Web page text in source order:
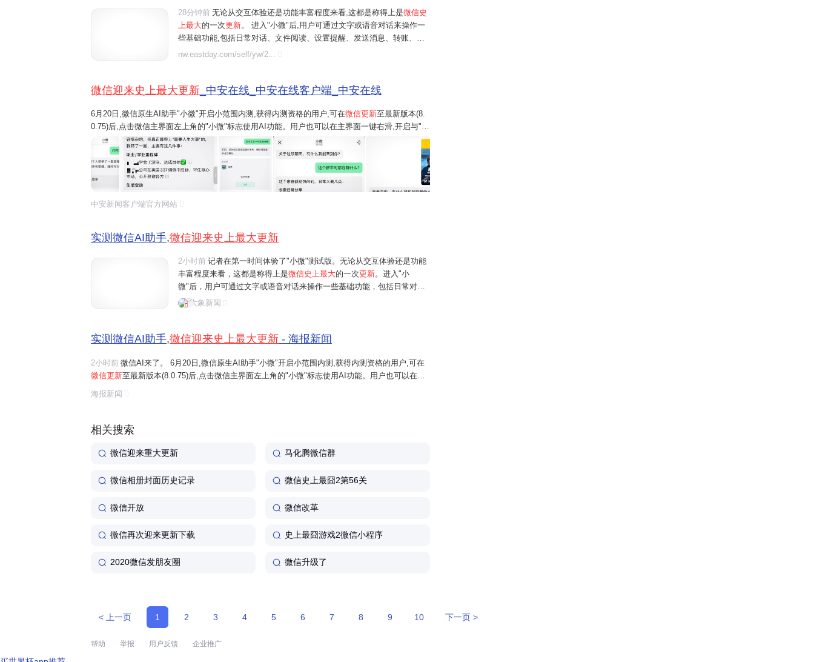
28分钟前 无论从交互体验还是功能丰富程度来看,这都是称得上是微信史
上最大的一次更新。 进入"小微"后,用户可通过文字或语音对话来操作一
些基础功能,包括日常对话、文件阅读、设置提醒、发送消息、转账、进
行朋友圈管理等。例如"给妈妈发生日快乐"、"转账给XXX"、"抓取近两天
nw.eastday.com/self/yw/2...
微信迎来史上最大更新 _中安在线_中安在线客户端_中安在线
6月20日,微信原生AI助手"小微"开启小范围内测,获得内测资格的用户,可在微信更新至最新版本(8.
0.75)后,点击微信主界面左上角的"小微"标志使用AI功能。用户也可以在主界面一键右滑,开启与"小
微"的互动。 界面新闻记者在第一时间体验了"小微"测试版。无论从交互体验还是功能丰富程度来
看,这都是称得上是微...
中安新闻客户端官方网站
实测微信AI助手,微信迎来史上最大更新
2小时前 记者在第一时间体验了"小微"测试版。无论从交互体验还是功能
丰富程度来看，这都是称得上是微信史上最大的一次更新。进入"小
微"后，用户可通过文字或语音对话来操作一些基础功能，包括日常对
话、文件阅读、设置提醒、发送消息、转账、进行朋友圈管理等。例
大象新闻
实测微信AI助手,微信迎来史上最大更新 - 海报新闻
2小时前 微信AI来了。 6月20日,微信原生AI助手"小微"开启小范围内测,获得内测资格的用户,可在
微信更新至最新版本(8.0.75)后,点击微信主界面左上角的"小微"标志使用AI功能。用户也可以在主
界面一键右滑,开启与"小微"的互动。 界面新闻记者在第一时间体验了"小微"测试版。无论从交互
体验还是功能丰富程度来看,这...
海报新闻
相关搜索
微信迎来重大更新 马化腾微信群
微信相册封面历史记录 微信史上最囧2第56关
微信开放 微信改革
微信再次迎来更新下载 史上最囧游戏2微信小程序
2020微信发朋友圈 微信升级了
< 上一页 1 2 3 4 5 6 7 8 9 10 下一页 >
帮助 举报 用户反馈 企业推广